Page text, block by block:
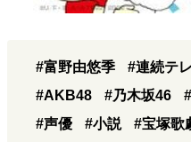
#富野由悠季 #連続テ
#AKB48
#乃木坂46
#声優
#小説 #宝塚歌